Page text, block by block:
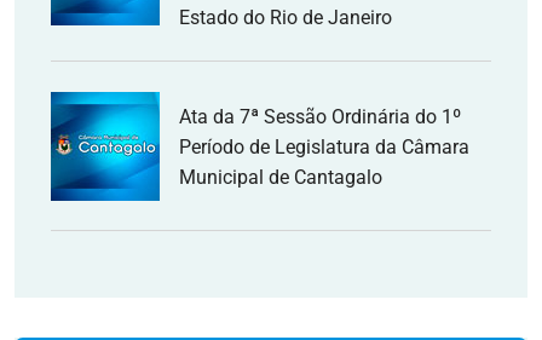
Estado do Rio de Janeiro
Ata da 7ª Sessão Ordinária do 1º
Período de Legislatura da Câmara
Municipal de Cantagalo